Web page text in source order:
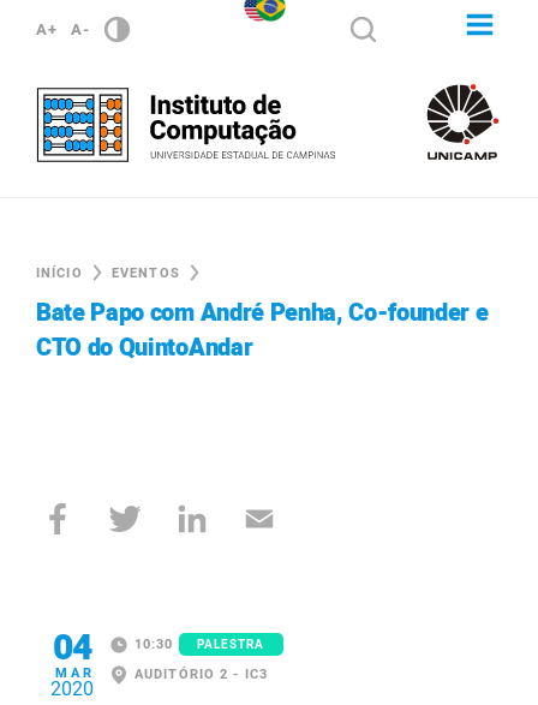
A+ A-
INÍCIO EVENTOS
Bate Papo com André Penha, Co-founder e
CTO do QuintoAndar
04
MAR
2020
10:30 PALESTRA
AUDITÓRIO 2 - IC3